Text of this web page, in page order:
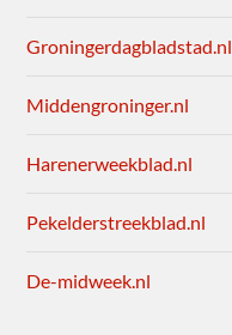
Groningerdagbladstad.nl
Middengroninger.nl
Harenerweekblad.nl
Pekelderstreekblad.nl
De-midweek.nl